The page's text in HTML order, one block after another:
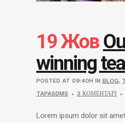
19 Жов
winning
POSTED AT 09:40H IN BLOG,
TAPASDMS
3 КОМЕНТАРІ
Lorem ipsum dolor sit